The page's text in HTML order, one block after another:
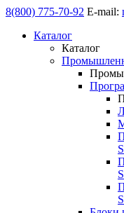
8(800) 775-70-92 E-mail:
Каталог
Каталог